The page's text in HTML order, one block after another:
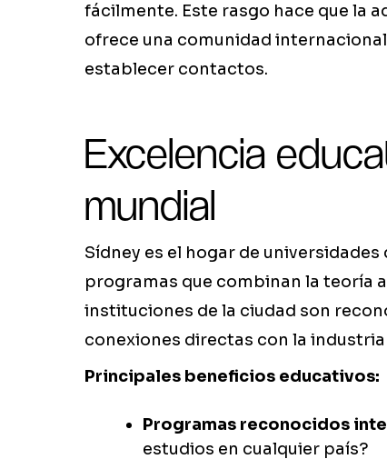
fácilmente. Este rasgo hace que la
ofrece una comunidad
establecer contactos.
Excelencia
mundial
Sídney es el hogar de
programas que combinan la teoría
instituciones de la ciudad son
conexiones directas con la
Principales beneficios educativos:
Programas reconocidos
estudios en cualquier país?